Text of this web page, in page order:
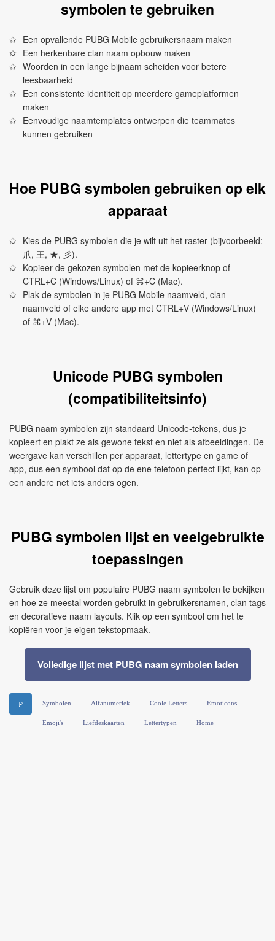
symbolen te gebruiken
Een opvallende PUBG Mobile gebruikersnaam maken
Een herkenbare clan naam opbouw maken
Woorden in een lange bijnaam scheiden voor betere
leesbaarheid
Een consistente identiteit op meerdere gameplatformen
maken
Eenvoudige naamtemplates ontwerpen die teammates
kunnen gebruiken
Hoe PUBG symbolen gebruiken op elk
apparaat
Kies de PUBG symbolen die je wilt uit het raster (bijvoorbeeld:
爪, 王, ★, 彡).
Kopieer de gekozen symbolen met de kopieerknop of
CTRL+C (Windows/Linux) of ⌘+C (Mac).
Plak de symbolen in je PUBG Mobile naamveld, clan
naamveld of elke andere app met CTRL+V (Windows/Linux)
of ⌘+V (Mac).
Unicode PUBG symbolen
(compatibiliteitsinfo)
PUBG naam symbolen zijn standaard Unicode-tekens, dus je
kopieert en plakt ze als gewone tekst en niet als afbeeldingen. De
weergave kan verschillen per apparaat, lettertype en game of
app, dus een symbool dat op de ene telefoon perfect lijkt, kan op
een andere net iets anders ogen.
PUBG symbolen lijst en veelgebruikte
toepassingen
Gebruik deze lijst om populaire PUBG naam symbolen te bekijken
en hoe ze meestal worden gebruikt in gebruikersnamen, clan tags
en decoratieve naam layouts. Klik op een symbool om het te
kopiëren voor je eigen tekstopmaak.
Volledige lijst met PUBG naam symbolen laden
ℙ Symbolen Alfanumeriek Coole Letters Emoticons
Emoji's Liefdeskaarten Lettertypen Home